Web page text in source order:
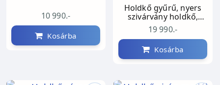
10 990.-
Kosárba
Holdkő gyűrű, nyers
szivárvány holdkő,
ezüst
19 990.-
Kosárba